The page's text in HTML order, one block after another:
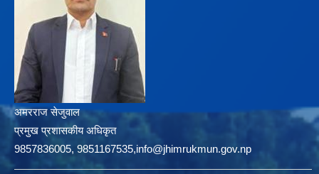
अमरराज सेजुवाल
प्रमुख प्रशासकीय अधिकृत
9857836005, 9851167535,info@jhimrukmun.gov.np